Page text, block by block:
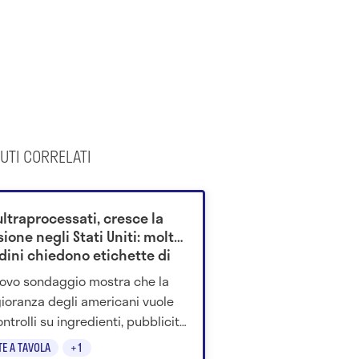
CORRELATI
A TAVOLA +1
cresce la
negli Stati Uniti: molti
chiedono etichette di
sondaggio mostra che la
degli americani vuole
su ingredienti, pubblicità
dei prodotti industriali